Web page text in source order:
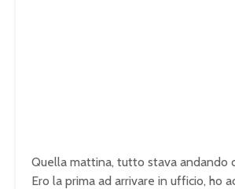
Quella mattina, tutto stava andando
Ero la prima ad arrivare in ufficio, ho